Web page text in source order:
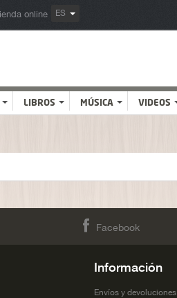
online ES
LIBROS MÚSICA VIDEOS
Facebook
Información
Envíos y devoluciones